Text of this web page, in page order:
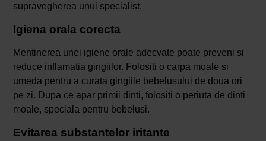
supravegherea unui specialist.
Igiena orala corecta
Mentinerea unei igiene orale adecvate poate preveni si
reduce inflamatia gingiilor. Folositi o carpa moale si
umeda pentru a curata gingiile bebelusului de doua ori
pe zi. Dupa ce apar primii dinti, folositi o periuta de dinti
moale, speciala pentru bebelusi.
Evitarea substantelor iritante